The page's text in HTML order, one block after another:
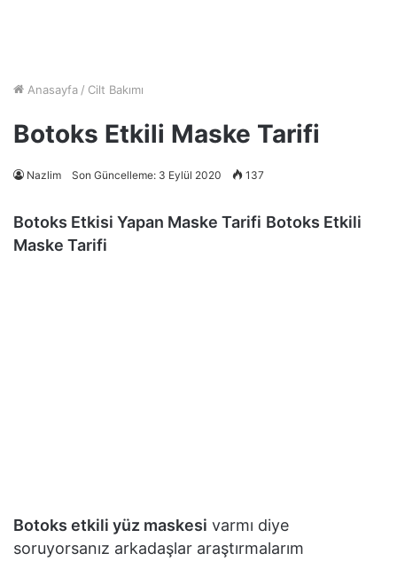
Anasayfa / Cilt Bakımı
Botoks Etkili Maske Tarifi
Nazlim Son Güncelleme: 3 Eylül 2020 137
Botoks Etkisi Yapan Maske Tarifi Botoks Etkili
Maske Tarifi
Botoks etkili yüz maskesi varmı diye
soruyorsanız arkadaşlar araştırmalarım